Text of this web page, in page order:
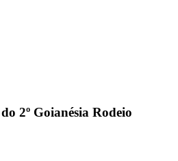
2º Goianésia Rodeio